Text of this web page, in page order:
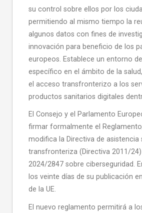
su control sobre ellos por los
permitiendo al mismo tiempo la
algunos datos con fines de
innovación para beneficio de los
europeos. Establece un entorno
específico en el ámbito de la
el acceso transfronterizo a los
productos sanitarios digitales
El Consejo y el Parlamento
firmar formalmente el
modifica la Directiva de asistencia
transfronteriza (Directiva 2011/
2024/2847 sobre ciberseguridad.
los veinte días de su publicación
de la UE.
El nuevo reglamento permitirá a